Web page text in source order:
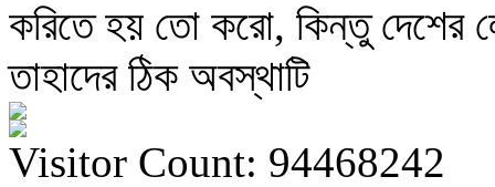
করিতে হয় তো করো, কিন্তু দেশের
তাহাদের ঠিক অবস্থাটি
Visitor Count: 94468242